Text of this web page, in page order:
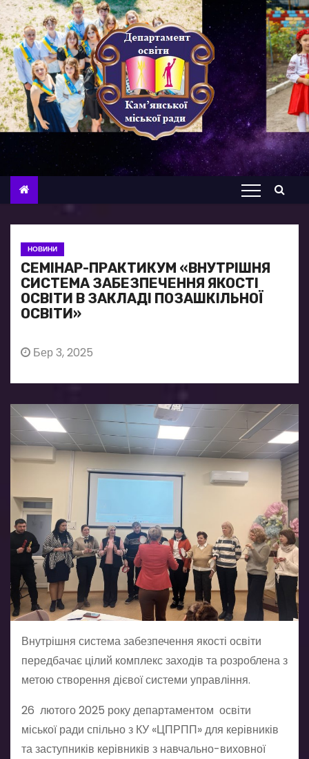
П
е
р
е
й
т
и
д
НОВИНИ
СЕМІНАР-ПРАКТИКУМ «ВНУТРІШНЯ
СИСТЕМА ЗАБЕЗПЕЧЕННЯ ЯКОСТІ
ОСВІТИ В ЗАКЛАДІ ПОЗАШКІЛЬНОЇ
ОСВІТИ»
Бер 3, 2025
Внутрішня система забезпечення якості освіти
передбачає цілий комплекс заходів та розроблена з
метою створення дієвої системи управління.
26 лютого 2025 року департаментом освіти
міської ради спільно з КУ «ЦПРПП» для керівників
та заступників керівників з навчально-виховної